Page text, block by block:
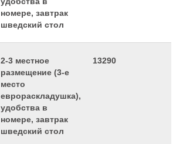
номере, завтрак
шведский стол
2-3 местное
размещение (3-е
место
еврораскладушка),
удобства в
номере, завтрак
шведский стол
13290